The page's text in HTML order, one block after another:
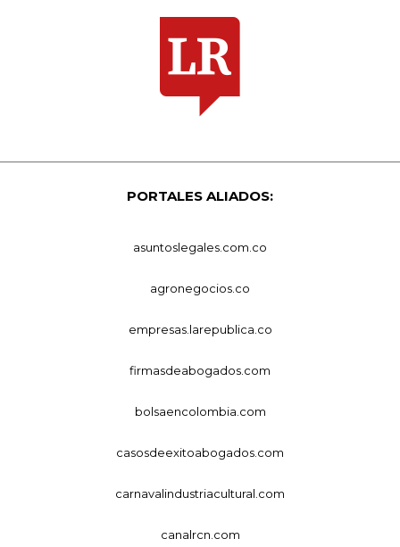
PORTALES ALIADOS:
asuntoslegales.com.co
agronegocios.co
empresas.larepublica.co
firmasdeabogados.com
bolsaencolombia.com
casosdeexitoabogados.com
carnavalindustriacultural.com
canalrcn.com